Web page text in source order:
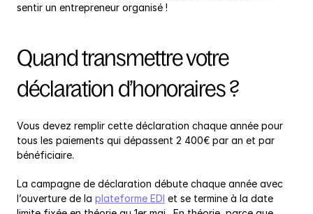
sentir un entrepreneur organisé !
Quand transmettre votre
déclaration d’honoraires ?
Vous devez remplir cette déclaration chaque année pour
tous les paiements qui dépassent 2 400€ par an et par
bénéficiaire.
La campagne de déclaration débute chaque année avec
l’ouverture de la plateforme EDI et se termine à la date